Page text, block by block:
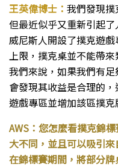
王英偉博士： 我們發現撲
但最近似乎又重新引起
威尼斯人開設了撲克遊
上限，撲克桌並不能帶
我們來說，如果我們有
會發現其收益是合理的
遊戲專區並增加該區撲克
AWS：您怎麼看撲克錦
大不同，並且可以吸引
在錦標賽期間，將部分